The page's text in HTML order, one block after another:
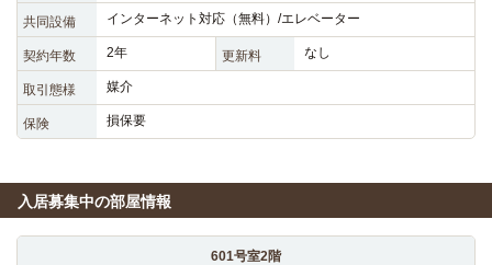
共同設備 インターネット対応（無料）/エレベーター
契約年数 2年 更新料 なし
取引態様 媒介
保険 損保要
入居募集中の部屋情報
601号室2階